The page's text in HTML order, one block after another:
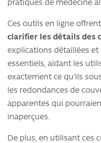
pratiques de médecine
Ces outils en ligne
clarifier les détails des
explications détaillées et
essentiels, aidant les
exactement ce qu'ils
les redondances de
apparentes qui
inaperçues.
De plus, en utilisant ces